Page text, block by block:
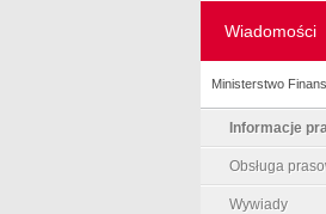
Wiadomości
Ministerstwo
Informacje
Obsługa
Wywiady